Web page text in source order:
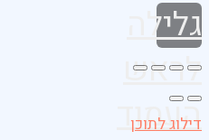
גלילה
לראש
העמוד
דילוג לתוכן